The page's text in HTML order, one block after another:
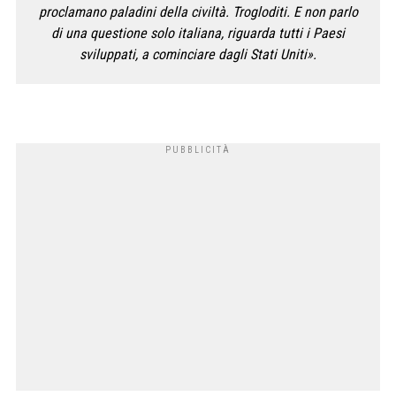
proclamano paladini della civiltà. Trogloditi. E non parlo
di una questione solo italiana, riguarda tutti i Paesi
sviluppati, a cominciare dagli Stati Uniti».